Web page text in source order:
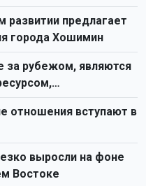
развитии предлагает
города Хошимин
рубежом, являются
национальной мощи
отношения вступают в
выросли на фоне
Востоке